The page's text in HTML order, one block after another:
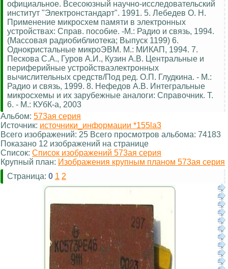
официальное. Всесоюзный научно-исследовательский
институт "Электронстандарт". 1991. 5. Лебедев О. Н.
Применение микросхем памяти в электронных
устройствах: Справ. пособие. -М.: Радио и связь, 1994.
(Массовая радиобиблиотека; Выпуск 1199) 6.
Однокристальные микроЭВМ. М.: МИКАП, 1994. 7.
Пескова С.А., Гуров А.И., Кузин А.В. Центральные и
периферийные устройстваэлектронных
вычислительных средств/Под ред. О.П. Глудкина. - М.:
Радио и связь, 1999. 8. Нефедов А.В. Интегральные
микросхемы и их зарубежные аналоги: Справочник. Т.
6. - М.: КУбК-а, 2003
Альбом: 573ая серия
Источник: источники_информации *155la3
Всего изображений: 25 Всего просмотров альбома: 74183
Показано 12 изображений на странице
Список: Список изображений 573ая серия
Крупный план: Изображения крупным планом 573ая серия
Страница: 0 1 2